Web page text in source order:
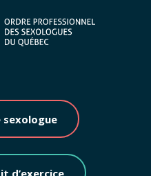
d’exercice